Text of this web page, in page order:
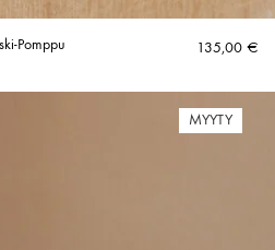
Pomppu 135,00 €
MYYTY